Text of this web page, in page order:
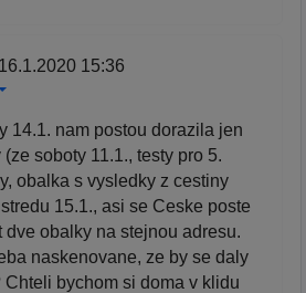
15:36
14.1. nam postou dorazila jen
soboty 11.1., testy pro 5.
obalka s vysledky z cestiny
15.1., asi se Ceske poste
dve obalky na stejnou adresu.
naskenovane, ze by se daly
Chteli bychom si doma v klidu